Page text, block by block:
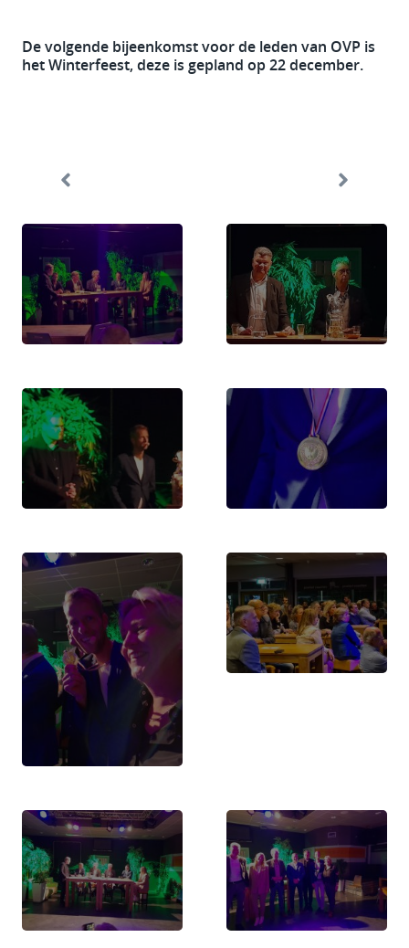
De volgende bijeenkomst voor de leden van OVP is
het Winterfeest, deze is gepland op 22 december.